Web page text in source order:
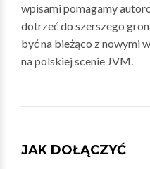
wpisami pomagamy
dotrzeć do szerszego
być na bieżąco z nowymi
na polskiej scenie JVM.
JAK DOŁĄCZYĆ